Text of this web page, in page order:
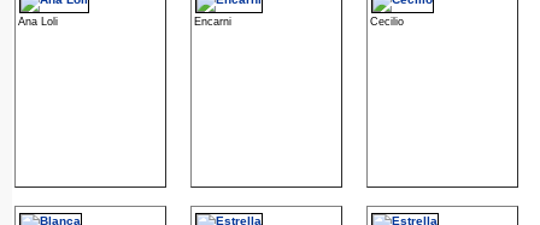
Ana Loli Encarni Cecilio